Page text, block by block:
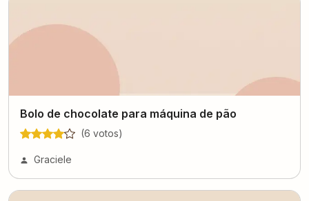
Bolo de chocolate para máquina de pão
(6 votos)
Graciele